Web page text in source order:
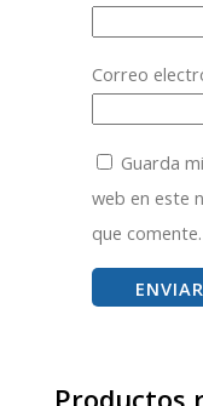
Correo
Guarda
web en este
que comente.